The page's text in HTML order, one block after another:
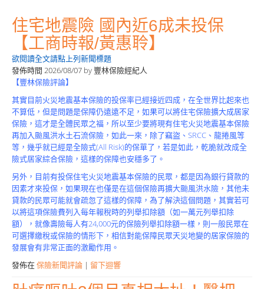
商品簡介
Product
住宅地震險 國內近6成未投保
【工商時報/黃惠聆】
欲閱讀全文請點上列新聞標題
發佈時間 2026/08/07 by 豐林保險經紀人
【豐林保險評論】
其實目前火災地震基本保險的投保率已經接近四成，在全世界比起來也
不算低，但是問題是保障仍遠遠不足，如果可以將住宅保險擴大成居家
保險，這才是全體民眾之福，所以至少要將現有住宅火災地震基本保險
再加入颱風洪水土石流保險，如此一來，除了竊盜、SRCC、龍捲風等
等，幾乎就已經是全險式(All Risk)的保單了，若是如此，乾脆就改成全
險式居家綜合保險，這樣的保障也安穩多了。
另外，目前有投保住宅火災地震基本保險的民眾，都是因為銀行貸款的
因素才來投保，如果現在也僅是在這個保險再擴大颱風洪水險，其他未
貸款的民眾可能就會疏忽了這樣的保障，為了解決這個問題，其實若可
以將這項保險費列入每年報稅時的列舉扣除額（如一萬元列舉扣除
額），就像壽險每人有24,000元的保險列舉扣除額一樣，則一般民眾在
可選擇繳稅或保險的情形下，相信對能保障民眾天災地變的居家保險的
發展會有非常正面的激勵作用。
發佈在保險新聞評論 | 留下迴響